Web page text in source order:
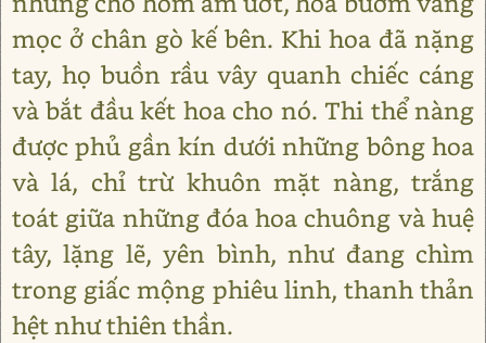
mọc ở chân gò kế bên. Khi hoa đã nặng
tay, họ buồn rầu vây quanh chiếc cáng
và bắt đầu kết hoa cho nó. Thi thể nàng
được phủ gần kín dưới những bông hoa
và lá, chỉ trừ khuôn mặt nàng, trắng
toát giữa những đóa hoa chuông và huệ
tây, lặng lẽ, yên bình, như đang chìm
trong giấc mộng phiêu linh, thanh thản
hệt như thiên thần.